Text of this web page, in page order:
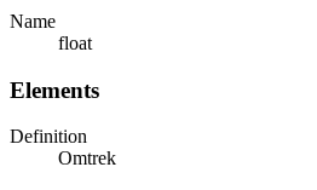
Name
float
Elements
Definition
Omtrek